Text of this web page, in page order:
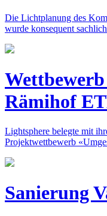
Die Lichtplanung des
wurde konsequent
Rämihof
Lightsphere belegte mit
Projektwettbewerb
Sanierung